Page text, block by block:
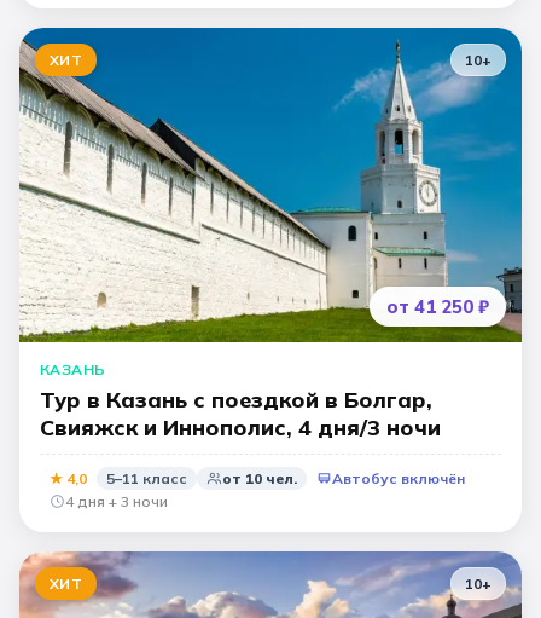
ХИТ 10+
от 41 250 ₽
КАЗАНЬ
Тур в Казань с поездкой в Болгар,
Свияжск и Иннополис, 4 дня/3 ночи
★ 4,0 5–11 класс от 10 чел.
Автобус включён
4 дня + 3 ночи
ХИТ 10+